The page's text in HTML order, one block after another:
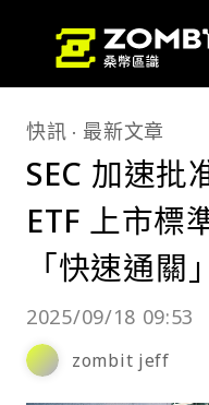
快訊 最新文章
SEC 加速批
ETF 上市標
「快速通關
2025/09/18 09:53
zombit jeff